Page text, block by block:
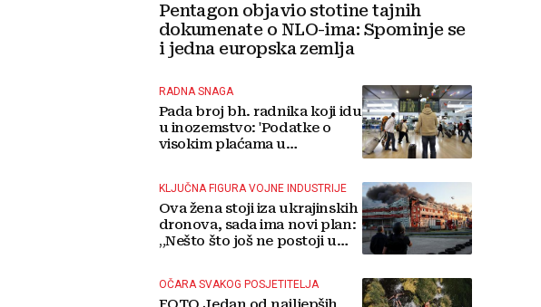
Pentagon objavio stotine tajnih
dokumenate o NLO-ima: Spominje se
i jedna europska zemlja
RADNA SNAGA
Pada broj bh. radnika koji idu
u inozemstvo: 'Podatke o
visokim plaćama u
KLJUČNA FIGURA VOJNE INDUSTRIJE
Ova žena stoji iza ukrajinskih
dronova, sada ima novi plan:
„Nešto što još ne postoji u
OČARA SVAKOG POSJETITELJA